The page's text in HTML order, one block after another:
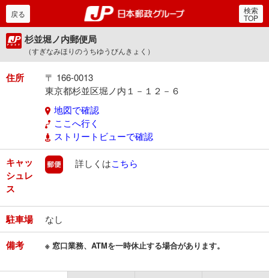
郵便局・日本郵政グルー
戻る 検索
TOP
杉並堀ノ内郵便局
（すぎなみほりのうちゆうびんきょく）
住所
〒 166-0013
東京都杉並区堀ノ内１－１２－６
地図で確認
ここへ行く
ストリートビューで確認
キャッ
シュレ
ス
郵便
詳しくはこちら
駐車場 なし
備考 ※ 窓口業務、ATMを一時休止する場合があります。